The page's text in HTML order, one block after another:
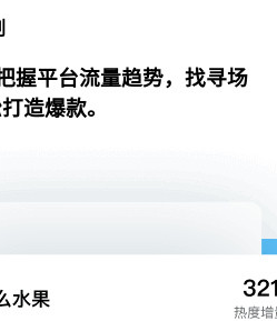
握平台流量趋势，找寻场
造爆款。